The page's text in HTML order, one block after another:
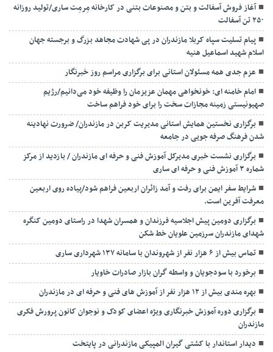
آغاز فروش آسفالت و بتن و مصنوعات بتنی در کارخانه مِرمِت ساری/تولید روزانه
۲۵۰ تن آسفالت
پیام تسلیت سپاه کربلا مازندران در پی شهادت مجاهد بزرگ و برجسته جهان
اسلام شهید اسماعیل هنیه
عزم جدی همه مسئولان استانی برای برگزاری مراسم روز خبرنگار
امام خامنه ای: خونخواهی مهمان عزیزمان را وظیفه خود می‌دانیم/رژیم
صهیونیستی زمینه مجازات سخت را برای خود فراهم ساخت
برگزاری نخستین همایش استانی مدیریت کربن در مازندران/ ضرورت نهادینه
شدن فرهنگ صرفه جویی در جامعه
برگزاری نشست خبری مدیرکل آموزش فنی و حرفه ای مازندران / بازدید از مرکز
شماره ۳ آموزش فنی و حرفه ای ساری
شرایط سفر ایمن برای رفت و آمد زائران اربعین فراهم شود/پیاده روی اربعین
معرفت آفرین است.
برگزاری دومین پیش اجلاسیه فرزندان و همسران شهدا در راستای دومین کنگره
شهدای مازندران سرزمین علویان خط شکن
تماس بیش از ۶ هزار نفر از شهروندان با سامانه ۱۳۷ شهرداری ساری
برخورد با سودجویان و واسطه گران بازار صادرات خاویار
بهره مندی بیش از ۱۲ هزار نفر از آموزش های فنی و حرفه ای در مازندران
برگزاری دوره آموزش خبرنگاری ویژه اعضای کودک و نوجوان کانون پرورش فکری
مازندران
دیدار استاندار با کشتی گیران المپیکی مازندرانی در پایتخت